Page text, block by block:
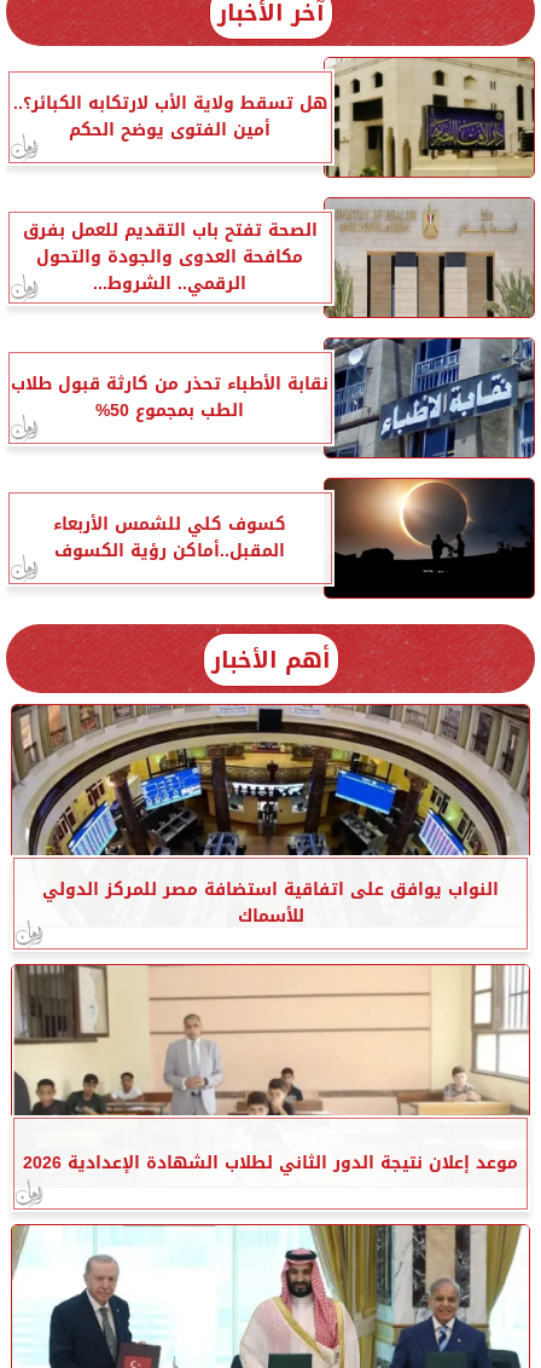
آخر الأخبار
هل تسقط ولاية الأب لارتكابه الكبائر؟..
أمين الفتوى يوضح الحكم
الصحة تفتح باب التقديم للعمل بفرق
مكافحة العدوى والجودة والتحول
الرقمي.. الشروط...
نقابة الأطباء تحذر من كارثة قبول طلاب
الطب بمجموع 50%
كسوف كلي للشمس الأربعاء
المقبل..أماكن رؤية الكسوف
أهم الأخبار
النواب يوافق على اتفاقية استضافة مصر للمركز الدولي
للأسماك
موعد إعلان نتيجة الدور الثاني لطلاب الشهادة الإعدادية 2026